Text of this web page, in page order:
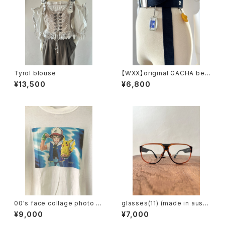
Tyrol blouse
¥13,500
【WXX】original GACHA belt
(navy)
¥6,800
00's face collage photo te
e
¥9,000
glasses(11) (made in austri
a)
¥7,000